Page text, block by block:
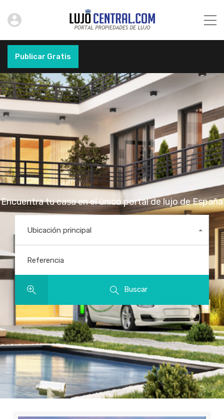
Publicar Gratis
Encuentra tu casa en el único portal de lujo de España
Ubicación principal
Todas las ubicaciones
Referencia
Buscar